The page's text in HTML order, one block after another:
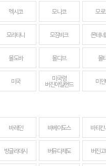
멕시코 모나코 모로
모리타니 모잠비크 몬테네
몰도바 몰디브 몰
미국
미국령
버진아일랜드
미얀
바레인 바베이도스 바티칸
방글라데시 버뮤다제도 버진